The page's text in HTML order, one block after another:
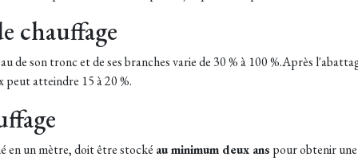
chauffage
de son tronc et de ses branches varie de 30 % à 100 %.Après
peut atteindre 15 à 20 %.
en un mètre, doit être stocké au minimum deux ans pour obtenir